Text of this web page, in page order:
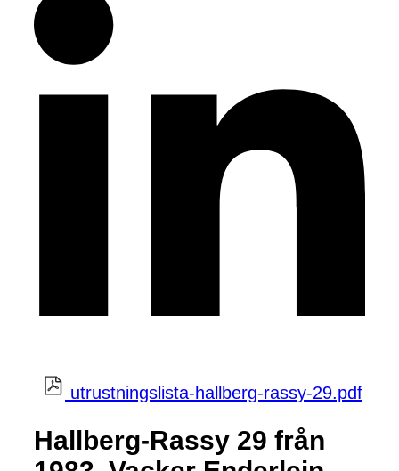
utrustningslista-hallberg-rassy-29.pdf
Hallberg-Rassy 29 från